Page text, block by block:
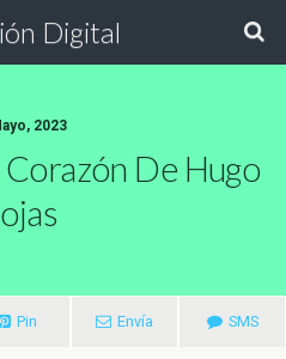
Digital
2023
De Hugo
Pin Envía SMS